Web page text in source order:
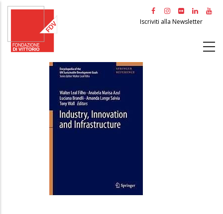
Salta
principale
Iscriviti alla Newsletter